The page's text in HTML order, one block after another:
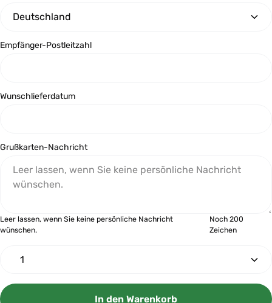
Empfänger-Postleitzahl
Wunschlieferdatum
Grußkarten-Nachricht
Leer lassen, wenn Sie keine persönliche Nachricht
wünschen.
Noch 200
Zeichen
In den Warenkorb